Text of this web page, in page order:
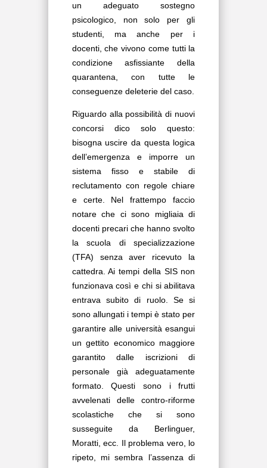
un adeguato sostegno
psicologico, non solo per gli
studenti, ma anche per i
docenti, che vivono come tutti la
condizione asfissiante della
quarantena, con tutte le
conseguenze deleterie del caso.
Riguardo alla possibilità di nuovi
concorsi dico solo questo:
bisogna uscire da questa logica
dell’emergenza e imporre un
sistema fisso e stabile di
reclutamento con regole chiare
e certe. Nel frattempo faccio
notare che ci sono migliaia di
docenti precari che hanno svolto
la scuola di specializzazione
(TFA) senza aver ricevuto la
cattedra. Ai tempi della SIS non
funzionava così e chi si abilitava
entrava subito di ruolo. Se si
sono allungati i tempi è stato per
garantire alle università esangui
un gettito economico maggiore
garantito dalle iscrizioni di
personale già adeguatamente
formato. Questi sono i frutti
avvelenati delle contro-riforme
scolastiche che si sono
susseguite da Berlinguer,
Moratti, ecc. Il problema vero, lo
ripeto, mi sembra l’assenza di